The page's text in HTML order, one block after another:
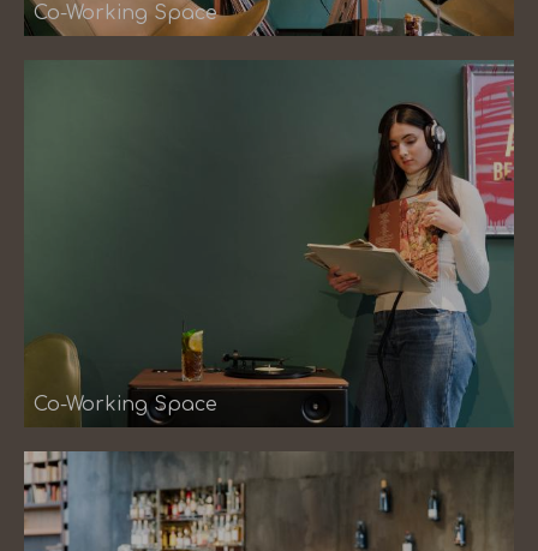
Co-Working Space
Co-Working Space